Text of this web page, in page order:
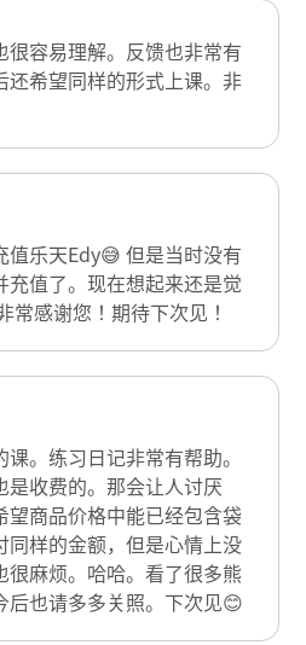
容易理解。反馈也非常有
还希望同样的形式上课。非
乐天Edy😅 但是当时没有
充值了。现在想起来还是觉
常感谢您！期待下次见！
。练习日记非常有帮助。
收费的。那会让人讨厌
望商品价格中能已经包含袋
同样的金额，但是心情上没
很麻烦。哈哈。看了很多熊
后也请多多关照。下次见😊